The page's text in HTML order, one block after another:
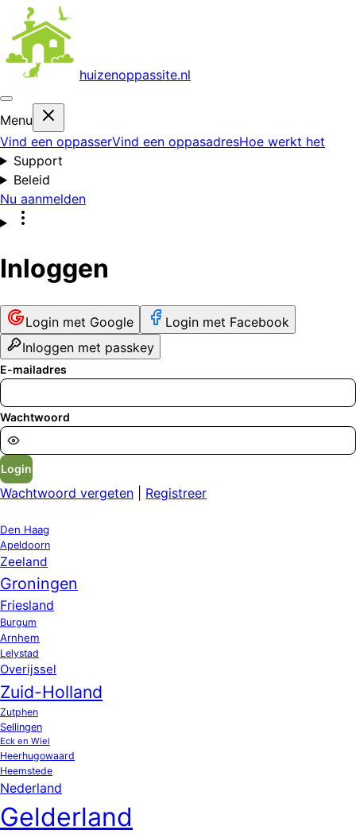
huizenoppassite.nl
Menu
Vind een oppasserVind een oppasadresHoe werkt het
Support
Beleid
Nu aanmelden
Inloggen
Login met Google
Login met Facebook
Inloggen met passkey
E-mailadres
Wachtwoord
Login
Wachtwoord vergeten
Registreer
Den Haag
Apeldoorn
Zeeland
Groningen
Friesland
Burgum
Arnhem
Lelystad
Overijssel
Zuid-Holland
Zutphen
Sellingen
Eck en Wiel
Heerhugowaard
Heemstede
Nederland
Gelderland